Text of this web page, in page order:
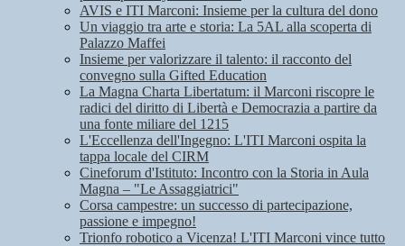
AVIS e ITI Marconi: Insieme per la cultura del dono
Un viaggio tra arte e storia: La 5AL alla scoperta di
Palazzo Maffei
Insieme per valorizzare il talento: il racconto del
convegno sulla Gifted Education
La Magna Charta Libertatum: il Marconi riscopre le
radici del diritto di Libertà e Democrazia a partire da
una fonte miliare del 1215
L'Eccellenza dell'Ingegno: L'ITI Marconi ospita la
tappa locale del CIRM
Cineforum d'Istituto: Incontro con la Storia in Aula
Magna – "Le Assaggiatrici"
Corsa campestre: un successo di partecipazione,
passione e impegno!
Trionfo robotico a Vicenza! L'ITI Marconi vince tutto